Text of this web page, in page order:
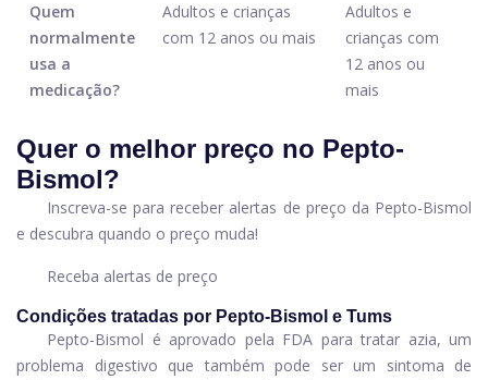
Quem
normalmente
usa a
medicação?
Adultos e crianças
com 12 anos ou mais
Adultos e
crianças com
12 anos ou
mais
Quer o melhor preço no Pepto-
Bismol?
Inscreva-se para receber alertas de preço da Pepto-Bismol
e descubra quando o preço muda!
Receba alertas de preço
Condições tratadas por Pepto-Bismol e Tums
Pepto-Bismol é aprovado pela FDA para tratar azia, um
problema digestivo que também pode ser um sintoma de